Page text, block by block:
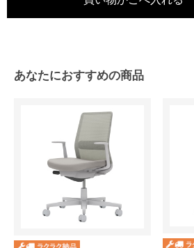
あなたにおすすめの商品